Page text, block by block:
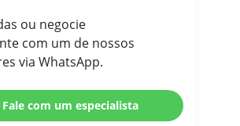
ou negocie
com um de nossos
via WhatsApp.
Fale com um especialista